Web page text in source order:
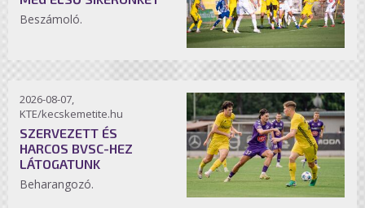
Beszámoló.
2026-08-07,
KTE/kecskemetite.hu
SZERVEZETT ÉS
HARCOS BVSC-HEZ
LÁTOGATUNK
Beharangozó.